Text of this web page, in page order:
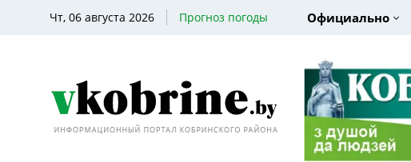
Чт, 06 августа 2026 Прогноз погоды Официально